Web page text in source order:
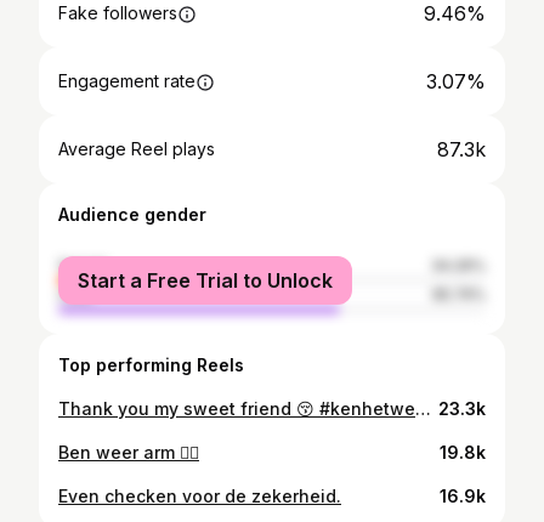
Fake followers 9.46%
Engagement rate 3.07%
Average Reel plays 87.3k
Audience gender
female
male
Start a Free Trial to Unlock
Top performing Reels
Thank you my sweet friend 😚 #kenhetweerffzomerworden 23.3k
Ben weer arm 😮‍💨 19.8k
Even checken voor de zekerheid. 16.9k